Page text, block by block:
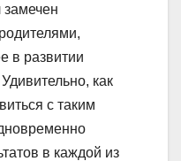
в развитии
как
с таким
в каждой из